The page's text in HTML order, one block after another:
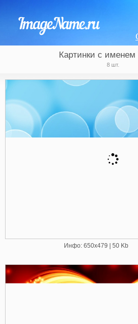
Картинки с именем
8 шт.
Инфо: 650х479 | 50 Kb